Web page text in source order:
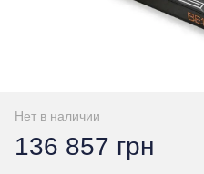
Нет в наличии
136 857 грн